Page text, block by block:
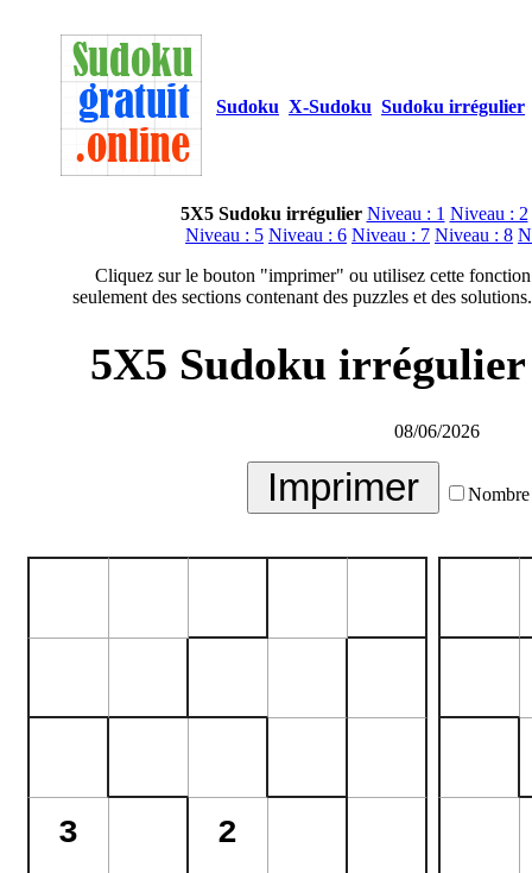
Sudoku X-Sudoku Sudoku irrégulier
5X5 Sudoku irrégulier Niveau : 1 Niveau : 2
Niveau : 5 Niveau : 6 Niveau : 7 Niveau : 8
Cliquez sur le bouton "imprimer" ou utilisez cette
seulement des sections contenant des puzzles et des
5X5 Sudoku
08/06/2026
Nombre